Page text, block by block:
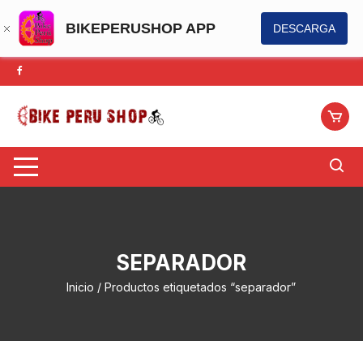
BIKEPERUSHOP APP DESCARGA
Saltar
al
contenido
SEPARADOR
Inicio / Productos etiquetados “separador”